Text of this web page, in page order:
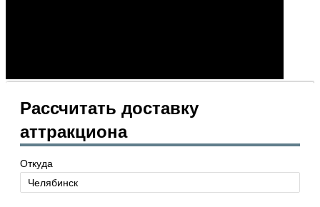
Рассчитать доставку
аттракциона
Откуда